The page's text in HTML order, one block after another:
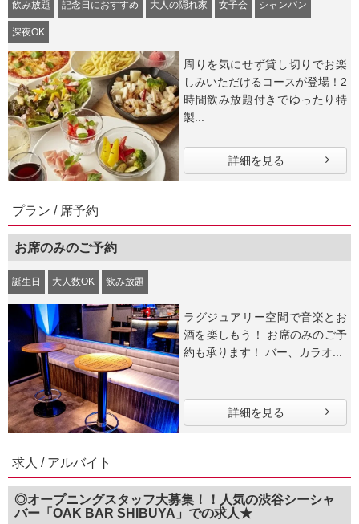
飲み放題 記念日におすすめ 大人の隠れ家 女子会 シャンパン
深夜OK
周りを気にせず貸し切りでお楽
しみいただけるコースが登場！2
時間飲み放題付きでゆったり特
製...
詳細を見る
プラン / 席予約
お席のみのご予約
誕生日 大人数OK 飲み放題
ラグジュアリー空間で音楽とお
酒を楽しもう！ お席のみのご予
約も承ります！ バー、カラオ...
詳細を見る
求人 / アルバイト
◎オープニングスタッフ大募集！！人気の渋谷シーシャ
バー「OAK BAR SHIBUYA」での求人★